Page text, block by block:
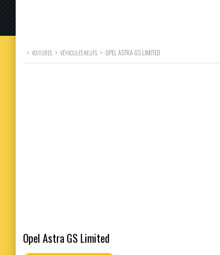
> VOITURES > VÉHICULES NEUFS > OPEL ASTRA GS LIMITED
Opel Astra GS Limited